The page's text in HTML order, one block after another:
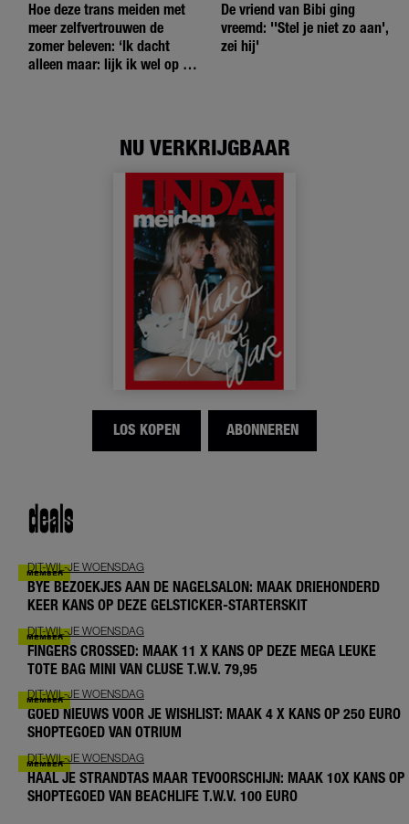
Hoe deze trans meiden met
meer zelfvertrouwen de
zomer beleven: ‘Ik dacht
alleen maar: lijk ik wel op de
De vriend van Bibi ging
vreemd: ''Stel je niet zo aan',
zei hij'
NU VERKRIJGBAAR
LOS KOPEN ABONNEREN
deals
DIT-WIL-JE WOENSDAG
BYE BEZOEKJES AAN DE NAGELSALON: MAAK DRIEHONDERD
KEER KANS OP DEZE GELSTICKER-STARTERSKIT
DIT-WIL-JE WOENSDAG
FINGERS CROSSED: MAAK 11 X KANS OP DEZE MEGA LEUKE
TOTE BAG MINI VAN CLUSE T.W.V. 79,95
DIT-WIL-JE WOENSDAG
GOED NIEUWS VOOR JE WISHLIST: MAAK 4 X KANS OP 250 EURO
SHOPTEGOED VAN OTRIUM
DIT-WIL-JE WOENSDAG
HAAL JE STRANDTAS MAAR TEVOORSCHIJN: MAAK 10X KANS OP
SHOPTEGOED VAN BEACHLIFE T.W.V. 100 EURO